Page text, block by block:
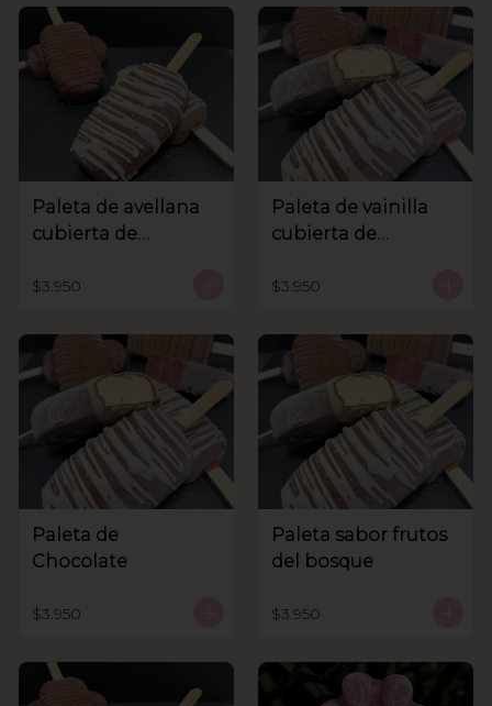
Paleta de avellana
cubierta de
$3.950
Paleta de vainilla
cubierta de
$3.950
Paleta de
Chocolate
$3.950
Paleta sabor frutos
del bosque
$3.950